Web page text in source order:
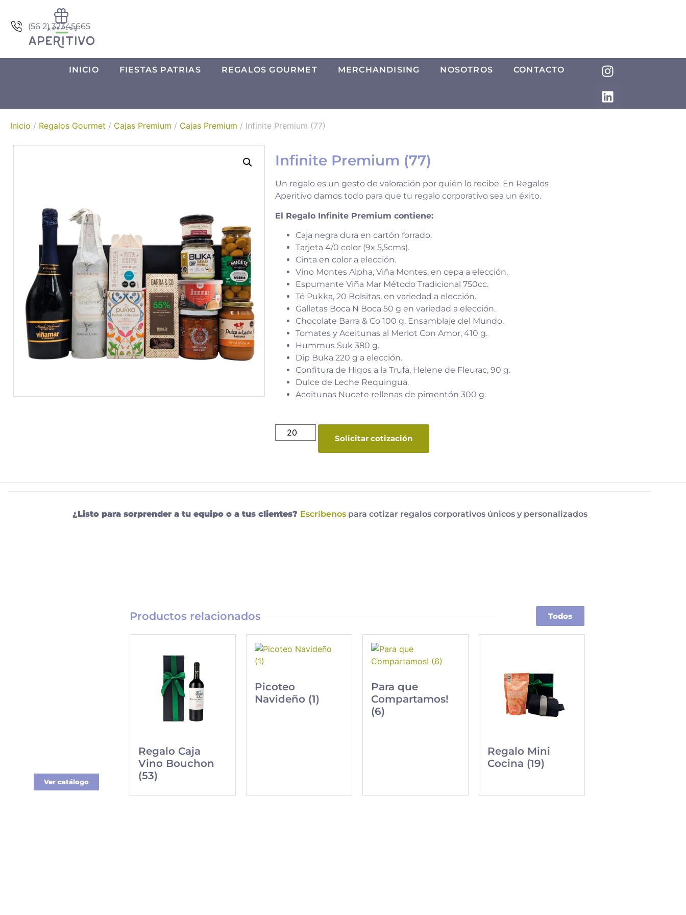
(56 2) 32345665
INICIO FIESTAS PATRIAS REGALOS GOURMET MERCHANDISING NOSOTROS CONTACTO
Inicio / Regalos Gourmet / Cajas Premium / Cajas Premium / Infinite Premium (77)
Infinite Premium (77)
Un regalo es un gesto de valoración por quién lo recibe. En Regalos
Aperitivo damos todo para que tu regalo corporativo sea un éxito.
El Regalo Infinite Premium contiene:
Caja negra dura en cartón forrado.
Tarjeta 4/0 color (9x 5,5cms).
Cinta en color a elección.
Vino Montes Alpha, Viña Montes, en cepa a elección.
Espumante Viña Mar Método Tradicional 750cc.
Té Pukka, 20 Bolsitas, en variedad a elección.
Galletas Boca N Boca 50 g en variedad a elección.
Chocolate Barra & Co 100 g. Ensamblaje del Mundo.
Tomates y Aceitunas al Merlot Con Amor, 410 g.
Hummus Suk 380 g.
Dip Buka 220 g a elección.
Confitura de Higos a la Trufa, Helene de Fleurac, 90 g.
Dulce de Leche Requingua.
Aceitunas Nucete rellenas de pimentón 300 g.
Solicitar cotización
¿Listo para sorprender a tu equipo o a tus clientes? Escríbenospara cotizar regalos corporativos únicos y personalizados
Ver catálogo
Productos relacionados Todos
Regalo Caja
Vino Bouchon
(53)
Picoteo
Navideño (1)
Para que
Compartamos!
(6)
Regalo Mini
Cocina (19)